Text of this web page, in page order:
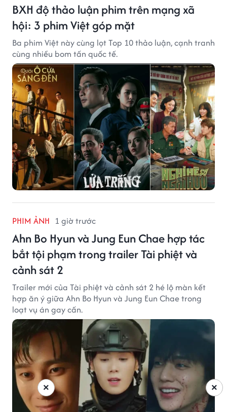
BXH độ thảo luận phim trên mạng xã
hội: 3 phim Việt góp mặt
Ba phim Việt này cùng lọt Top 10 thảo luận, cạnh tranh
cùng nhiều bom tấn quốc tế.
PHIM ẢNH 1 giờ trước
Ahn Bo Hyun và Jung Eun Chae hợp tác
bắt tội phạm trong trailer Tài phiệt và
cảnh sát 2
Trailer mới của Tài phiệt và cảnh sát 2 hé lộ màn kết
hợp ăn ý giữa Ahn Bo Hyun và Jung Eun Chae trong
loạt vụ án gay cấn.
×
×